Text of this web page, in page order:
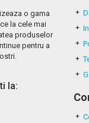
o gama
la cele mai
produselor
pentru a
la: